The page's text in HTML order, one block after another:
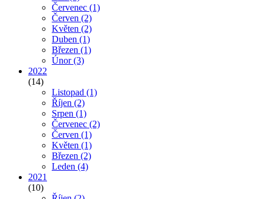
Červenec (1)
Červen (2)
Květen (2)
Duben (1)
Březen (1)
Únor(3)
2022
(14)
Listopad (1)
Říjen (2)
Srpen (1)
Červenec (2)
Červen (1)
Květen (1)
Březen (2)
Leden (4)
2021
(10)